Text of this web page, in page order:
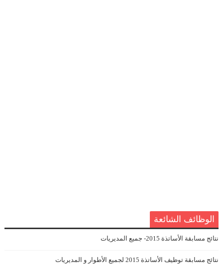
الوظائف الشائعة
نتائج مسابقة الأساتذة 2015- جميع المديريات
نتائج مسابقة توظيف الأساتذة 2015 لجميع الأطوار و المديريات